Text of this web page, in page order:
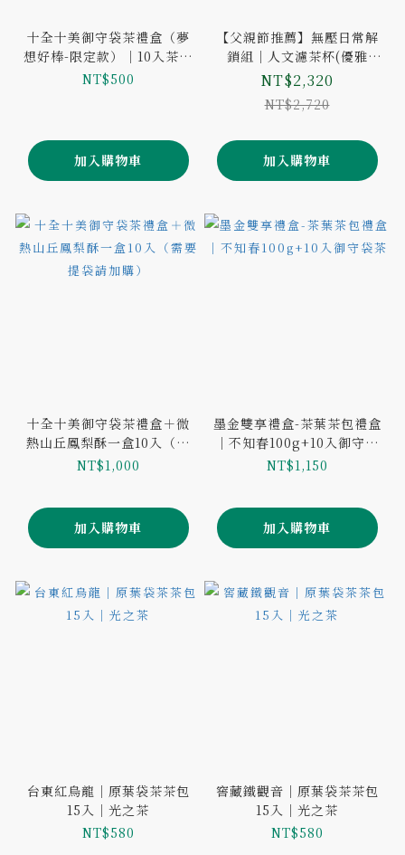
十全十美御守袋茶禮盒（夢
想好棒-限定款）｜10入茶包
禮盒（禮盒內含提繩，需要
NT$500
加入購物車
【父親節推薦】無壓日常解
鎖組｜人文濾茶杯(優雅
白)+單包袋茶茶包50入(口味
二選一)
NT$2,320
NT$2,720
加入購物車
十全十美御守袋茶禮盒＋微
熱山丘鳳梨酥一盒10入（需
要提袋請加購）
NT$1,000
加入購物車
墨金雙享禮盒-茶葉茶包禮盒
｜不知春100g+10入御守袋
茶
NT$1,150
加入購物車
台東紅烏龍｜原葉袋茶茶包
15入｜光之茶
NT$580
窖藏鐵觀音｜原葉袋茶茶包
15入｜光之茶
NT$580